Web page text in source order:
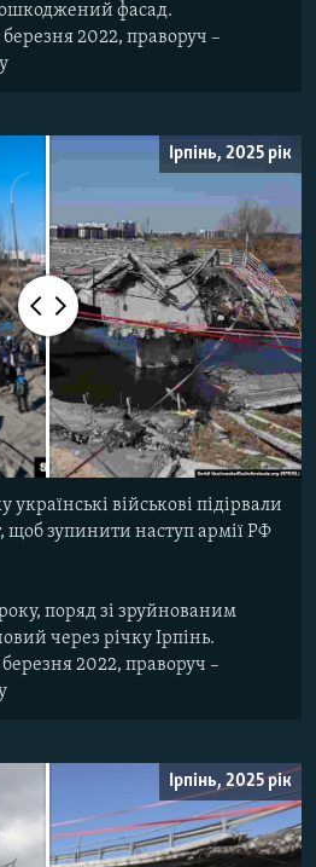
фасад.
березня 2022, праворуч –
Ірпінь, 2025 рік
українські військові підірвали
щоб зупинити наступ армії РФ
поряд зі зруйнованим
через річку Ірпінь.
березня 2022, праворуч –
Ірпінь, 2025 рік